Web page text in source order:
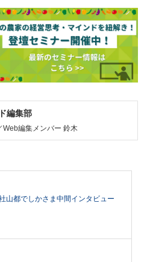
編集部
Web編集メンバー 鈴木
山都でしかさま中間インタビュー